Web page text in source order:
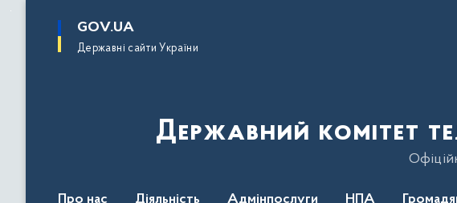
основного
GOV.UA
Державні сайти України
Державний комітет
Про нас Діяльність Адмінпослуги НПА